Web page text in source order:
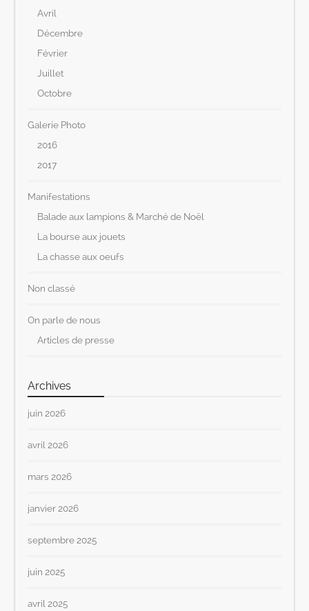
Avril
Décembre
Février
Juillet
Octobre
Galerie Photo
2016
2017
Manifestations
Balade aux lampions & Marché de Noël
La bourse aux jouets
La chasse aux oeufs
Non classé
On parle de nous
Articles de presse
Archives
juin 2026
avril 2026
mars 2026
janvier 2026
septembre 2025
juin 2025
avril 2025